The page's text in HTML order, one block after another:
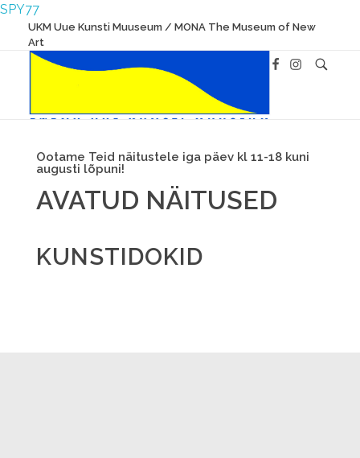
SPY77
UKM Uue Kunsti Muuseum / MONA The Museum of New
Art
Ootame Teid näitustele iga päev kl 11-18 kuni
augusti lõpuni!
AVATUD NÄITUSED
KUNSTIDOKID